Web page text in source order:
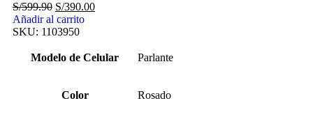
S/599.90 S/390.00
Añadir al carrito
SKU: 1103950
Modelo de Celular Parlante
Color Rosado